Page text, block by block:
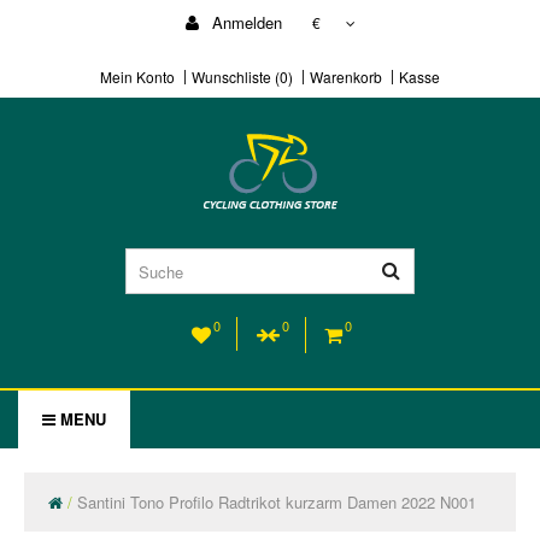
Anmelden €
Mein Konto Wunschliste (0) Warenkorb Kasse
0 0 0
MENU
Santini Tono Profilo Radtrikot kurzarm Damen 2022 N001